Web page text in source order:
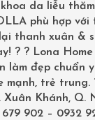
da liễu
phù hợp
thanh xuân &
? ? Lona
làm đẹp chuẩn
mạnh, trẻ trung.
Xuân Khánh, Q.
679 902 – 0932